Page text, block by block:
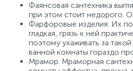
Фаянсовая сантехника
при этом стоит недорого.
Фарфоровые изделия. Их
гладкая, грязь к ней
поэтому ухаживать за
ванной комнаты гораздо
Мрамор. Мраморная
Системы